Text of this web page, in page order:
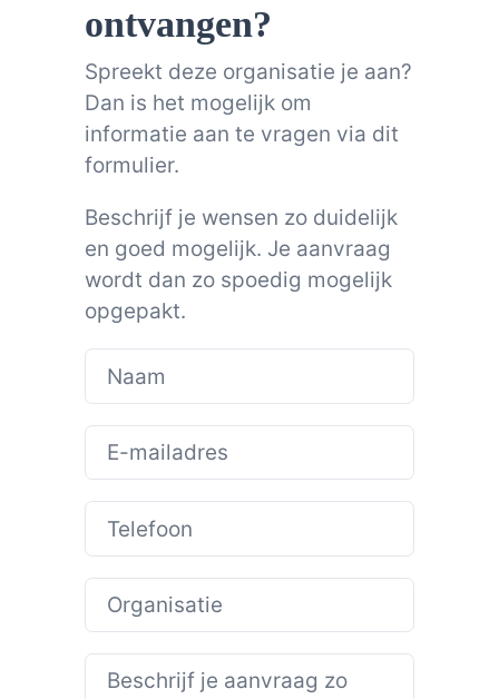
ontvangen?
Spreekt deze organisatie je aan?
Dan is het mogelijk om
informatie aan te vragen via dit
formulier.
Beschrijf je wensen zo duidelijk
en goed mogelijk. Je aanvraag
wordt dan zo spoedig mogelijk
opgepakt.